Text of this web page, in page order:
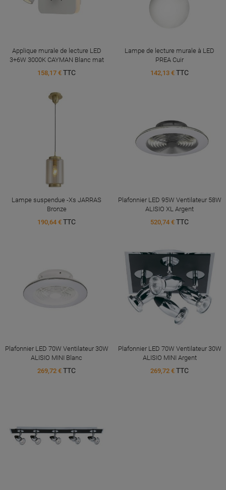
Applique murale de lecture LED
3+6W 3000K CAYMAN Blanc mat
158,17 € TTC
Lampe de lecture murale à LED
PREA Cuir
142,13 € TTC
Lampe suspendue -Xs JARRAS
Bronze
190,64 € TTC
Plafonnier LED 95W Ventilateur 58W
ALISIO XL Argent
520,74 € TTC
Plafonnier LED 70W Ventilateur 30W
ALISIO MINI Blanc
269,72 € TTC
Plafonnier LED 70W Ventilateur 30W
ALISIO MINI Argent
269,72 € TTC